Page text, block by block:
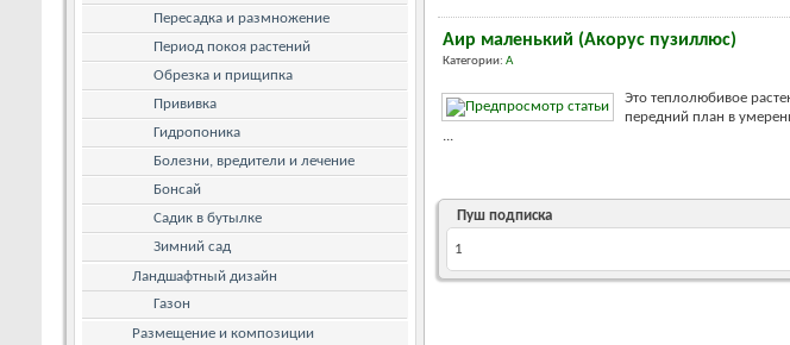
Аир маленький (Акорус пузиллюс)
Категории: А
Это теплолюбивое
передний план в
Пуш подписка
1
Пересадка и размножение
Период покоя растений
Обрезка и прищипка
Прививка
Гидропоника
Болезни, вредители и лечение
Бонсай
Садик в бутылке
Зимний сад
Ландшафтный дизайн
Газон
Размещение и композиции